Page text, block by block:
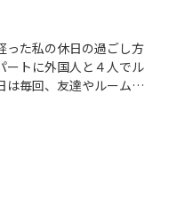
った私の休日の過ごし方
ートに外国人と４人でル
は毎回、友達やルーム…